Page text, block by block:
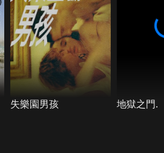
失樂園男孩 地獄之門.